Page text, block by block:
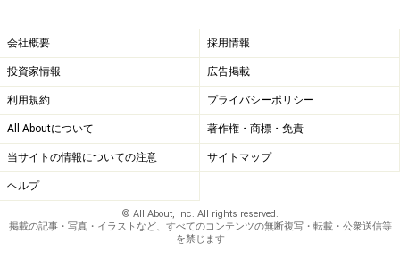
会社概要 採用情報
投資家情報 広告掲載
利用規約 プライバシーポリシー
All Aboutについて 著作権・商標・免責
当サイトの情報についての注意 サイトマップ
ヘルプ
© All About, Inc. All rights reserved.
掲載の記事・写真・イラストなど、すべてのコンテンツの無断複写・転載・公衆送信等
を禁じます